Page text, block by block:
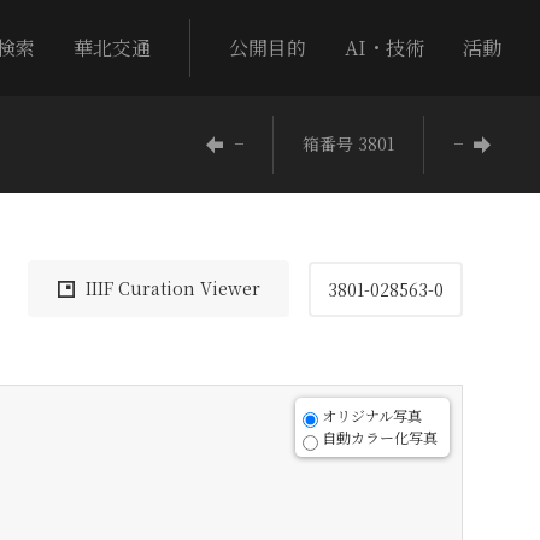
索 華北交通 公開目的 AI・技術 活動
− 箱番号 3801 −
IIIF Curation Viewer 3801-028563-0
オリジナル写真
自動カラー化写真